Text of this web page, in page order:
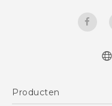
Nederlands -
Producten